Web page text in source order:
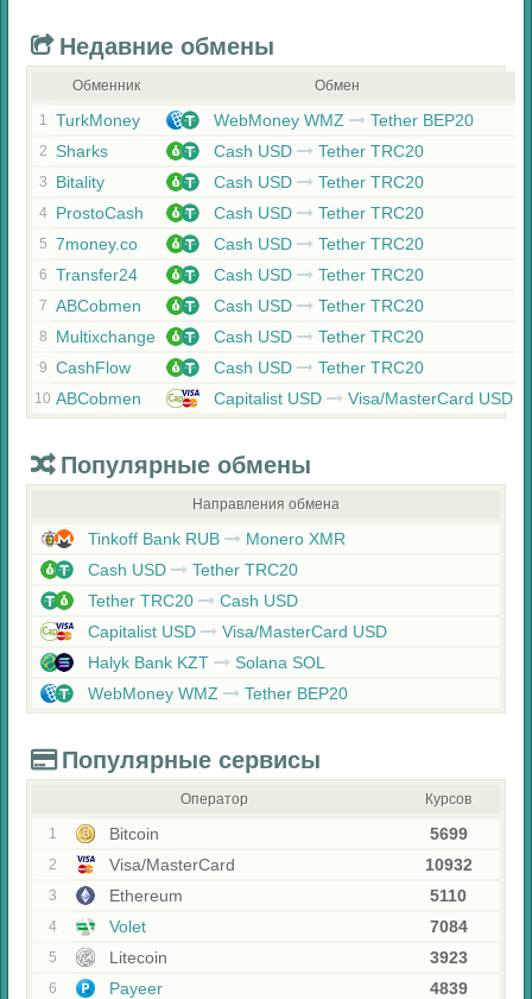
Недавние обмены
Обменник Обмен
1 TurkMoney WebMoney WMZ Tether BEP20
2 Sharks Cash USD Tether TRC20
3 Bitality Cash USD Tether TRC20
4 ProstoCash Cash USD Tether TRC20
5 7money.co Cash USD Tether TRC20
6 Transfer24 Cash USD Tether TRC20
7 ABCobmen Cash USD Tether TRC20
8 Multixchange Cash USD Tether TRC20
9 CashFlow Cash USD Tether TRC20
10 ABCobmen Capitalist USD Visa/MasterCard USD
Популярные обмены
Направления обмена
Tinkoff Bank RUB
Monero XMR
Cash USD
Tether TRC20
Tether TRC20
Cash USD
Capitalist USD
Visa/MasterCard USD
Halyk Bank KZT
Solana SOL
WebMoney WMZ
Tether BEP20
Популярные сервисы
Оператор Курсов
1 Bitcoin 5699
2 Visa/MasterCard 10932
3 Ethereum 5110
4 Volet 7084
5 Litecoin 3923
6 Payeer 4839